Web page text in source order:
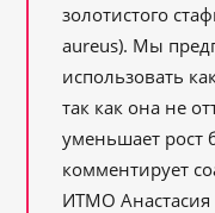
золотистого
aureus). Мы
использовать
так как она не
уменьшает рост
комментирует
ИТМО Анастасия